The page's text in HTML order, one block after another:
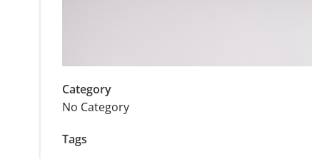
Category
No Category
Tags